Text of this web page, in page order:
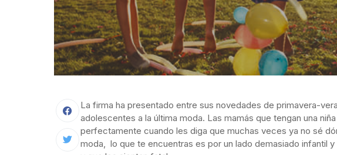
La firma ha presentado entre sus novedades de primavera-
adolescentes a la última moda. Las mamás que tengan una niña
perfectamente cuando les diga que muchas veces ya no sé
moda, lo que te encuentras es por un lado demasiado infantil